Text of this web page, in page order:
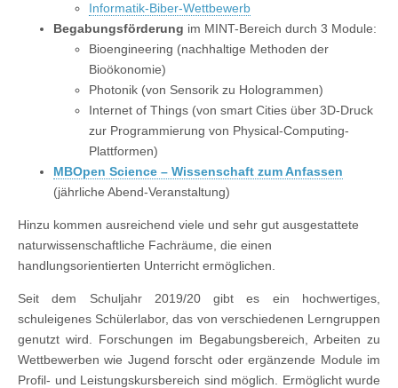
Informatik-Biber-Wettbewerb
Begabungsförderung im MINT-Bereich durch 3 Module:
Bioengineering (nachhaltige Methoden der
Bioökonomie)
Photonik (von Sensorik zu Hologrammen)
Internet of Things (von smart Cities über 3D-Druck
zur Programmierung von Physical-Computing-
Plattformen)
MBOpen Science – Wissenschaft zum Anfassen
(jährliche Abend-Veranstaltung)
Hinzu kommen ausreichend viele und sehr gut ausgestattete
naturwissenschaftliche Fachräume, die einen
handlungsorientierten Unterricht ermöglichen.
Seit dem Schuljahr 2019/20 gibt es ein hochwertiges,
schuleigenes Schülerlabor, das von verschiedenen Lerngruppen
genutzt wird. Forschungen im Begabungsbereich, Arbeiten zu
Wettbewerben wie Jugend forscht oder ergänzende Module im
Profil- und Leistungskursbereich sind möglich. Ermöglicht wurde